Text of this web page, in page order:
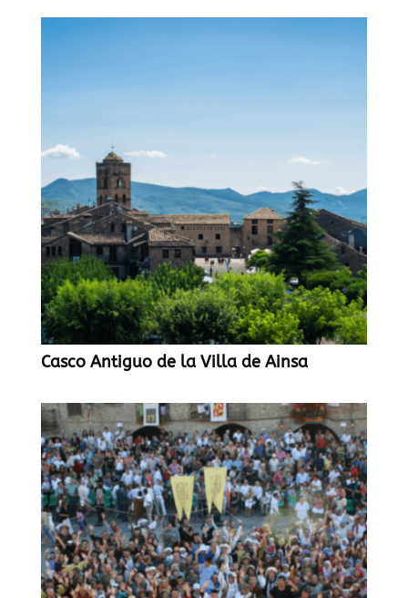
Casco Antiguo de la Villa de Ainsa